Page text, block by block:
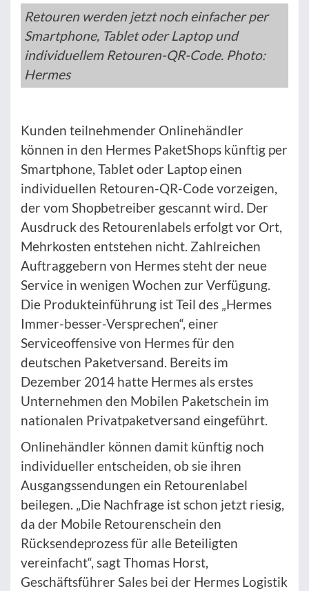
Retouren werden jetzt noch einfacher per
Smartphone, Tablet oder Laptop und
individuellem Retouren-QR-Code. Photo:
Hermes
Kunden teilnehmender Onlinehändler
können in den Hermes PaketShops künftig per
Smartphone, Tablet oder Laptop einen
individuellen Retouren-QR-Code vorzeigen,
der vom Shopbetreiber gescannt wird. Der
Ausdruck des Retourenlabels erfolgt vor Ort,
Mehrkosten entstehen nicht. Zahlreichen
Auftraggebern von Hermes steht der neue
Service in wenigen Wochen zur Verfügung.
Die Produkteinführung ist Teil des „Hermes
Immer-besser-Versprechen“, einer
Serviceoffensive von Hermes für den
deutschen Paketversand. Bereits im
Dezember 2014 hatte Hermes als erstes
Unternehmen den Mobilen Paketschein im
nationalen Privatpaketversand eingeführt.
Onlinehändler können damit künftig noch
individueller entscheiden, ob sie ihren
Ausgangssendungen ein Retourenlabel
beilegen. „Die Nachfrage ist schon jetzt riesig,
da der Mobile Retourenschein den
Rücksendeprozess für alle Beteiligten
vereinfacht“, sagt Thomas Horst,
Geschäftsführer Sales bei der Hermes Logistik